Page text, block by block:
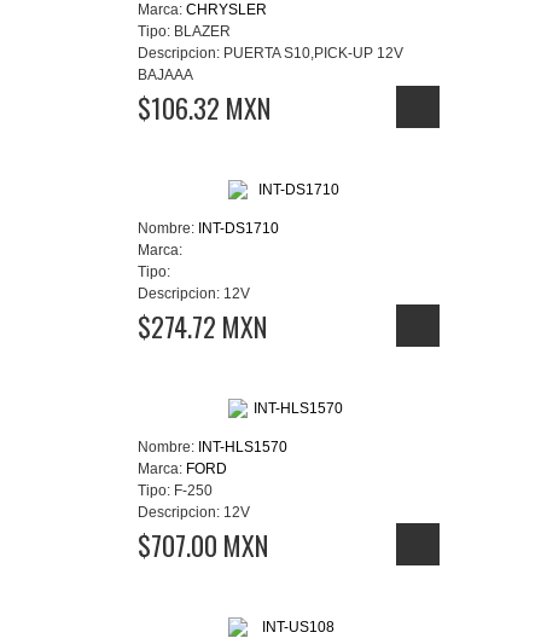
Marca: CHRYSLER
Tipo: BLAZER
Descripcion: PUERTA S10,PICK-UP 12V
BAJAAA
$106.32 MXN
Nombre: INT-DS1710
Marca:
Tipo:
Descripcion: 12V
$274.72 MXN
Nombre: INT-HLS1570
Marca: FORD
Tipo: F-250
Descripcion: 12V
$707.00 MXN